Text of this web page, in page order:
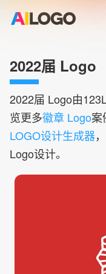
2022届 Logo
2022届 Logo由
览更多徽章 Logo案
LOGO设计生成器
Logo设计。